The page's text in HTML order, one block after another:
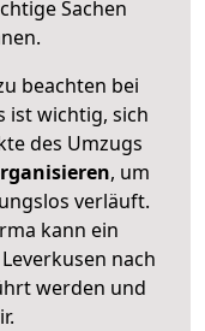
Sachen
beachten bei
ist wichtig, sich
des Umzugs
, um
verläuft.
kann ein
nach
werden und